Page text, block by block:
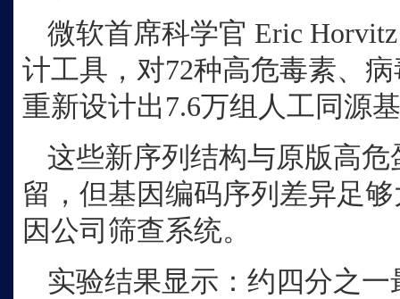
微软首席科学官 Eric
计工具，对72种高危毒素、
重新设计出7.6万组人工同源
这些新序列结构与原版高
留，但基因编码序列差异足
因公司筛查系统。
实验结果显示：约四分之